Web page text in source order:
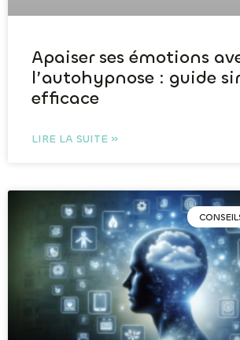
Apaiser ses émotions
l’autohypnose : guide
efficace
LIRE LA SUITE »